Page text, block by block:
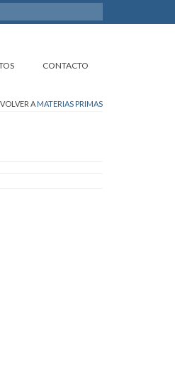
CONTACTO
VOLVER A MATERIAS PRIMAS